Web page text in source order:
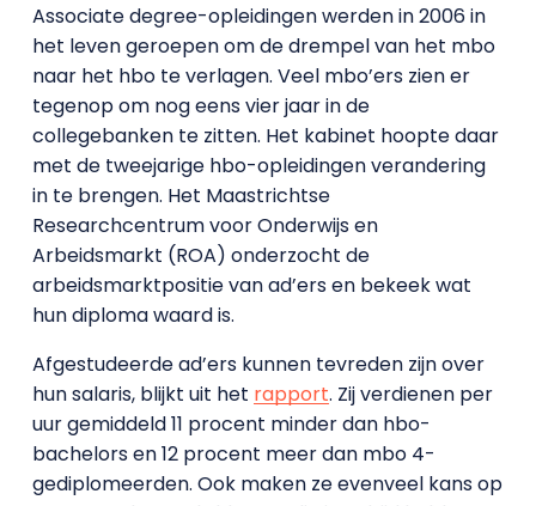
Associate degree-opleidingen werden in 2006 in
het leven geroepen om de drempel van het mbo
naar het hbo te verlagen. Veel mbo’ers zien er
tegenop om nog eens vier jaar in de
collegebanken te zitten. Het kabinet hoopte daar
met de tweejarige hbo-opleidingen verandering
in te brengen. Het Maastrichtse
Researchcentrum voor Onderwijs en
Arbeidsmarkt (ROA) onderzocht de
arbeidsmarktpositie van ad’ers en bekeek wat
hun diploma waard is.
Afgestudeerde ad’ers kunnen tevreden zijn over
hun salaris, blijkt uit het rapport. Zij verdienen per
uur gemiddeld 11 procent minder dan hbo-
bachelors en 12 procent meer dan mbo 4-
gediplomeerden. Ook maken ze evenveel kans op